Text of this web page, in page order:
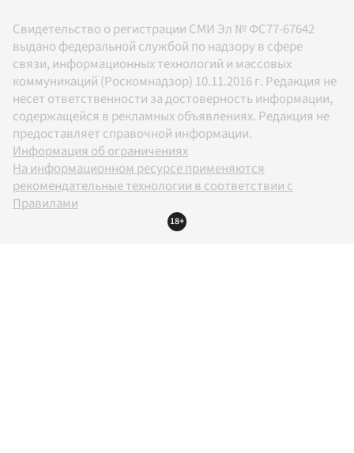
Свидетельство о регистрации СМИ Эл № ФС77-67642
выдано федеральной службой по надзору в сфере
связи, информационных технологий и массовых
коммуникаций (Роскомнадзор) 10.11.2016 г. Редакция не
несет ответственности за достоверность информации,
содержащейся в рекламных объявлениях. Редакция не
предоставляет справочной информации.
Информация об ограничениях
На информационном ресурсе применяются
рекомендательные технологии в соответствии с
Правилами
18+